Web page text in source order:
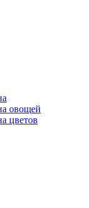
овощей
цветов